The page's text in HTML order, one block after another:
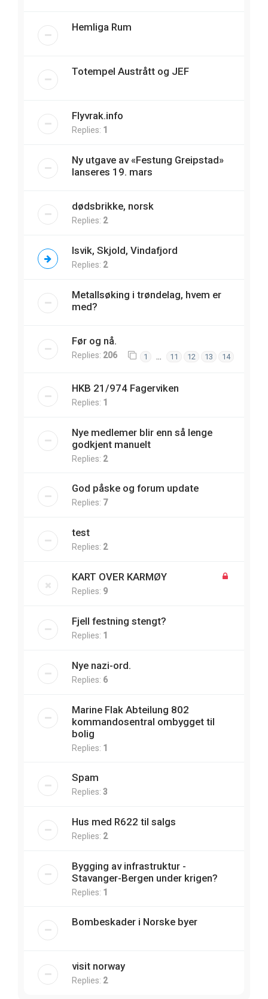
Hemliga Rum
Totempel Austrått og JEF
Flyvrak.info
Replies: 1
Ny utgave av «Festung Greipstad»
lanseres 19. mars
dødsbrikke, norsk
Replies: 2
Isvik, Skjold, Vindafjord
Replies: 2
Metallsøking i trøndelag, hvem er
med?
Før og nå.
Replies: 206 1 11 12 13 14
HKB 21/974 Fagerviken
Replies: 1
Nye medlemer blir enn så lenge
godkjent manuelt
Replies: 2
God påske og forum update
Replies: 7
test
Replies: 2
KART OVER KARMØY
Replies: 9
Fjell festning stengt?
Replies: 1
Nye nazi-ord.
Replies: 6
Marine Flak Abteilung 802
kommandosentral ombygget til
bolig
Replies: 1
Spam
Replies: 3
Hus med R622 til salgs
Replies: 2
Bygging av infrastruktur -
Stavanger-Bergen under krigen?
Replies: 1
Bombeskader i Norske byer
visit norway
Replies: 2